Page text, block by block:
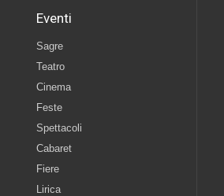
Eventi
Sagre
Teatro
Cinema
Feste
Spettacoli
Cabaret
Fiere
Lirica